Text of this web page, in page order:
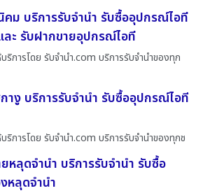
ม บริการรับจำนำ รับซื้ออุปกรณ์ไอที
ะ รับฝากขายอุปกรณ์ไอที
การโดย รับจํานํา.com บริการรับจำนำของทุก
างู บริการรับจำนำ รับซื้ออุปกรณ์ไอที
ริการโดย รับจํานํา.com บริการรับจำนำของทุกช
หลุดจำนำ บริการรับจำนำ รับซื้อ
หลุดจำนำ